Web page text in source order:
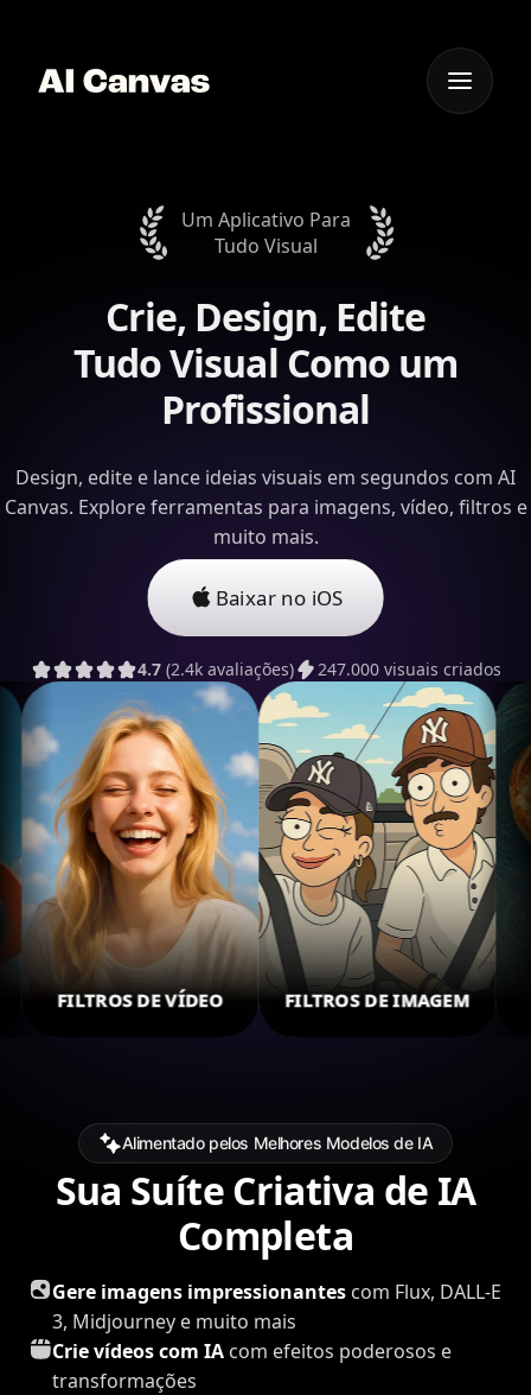
Um Aplicativo Para
Tudo Visual
Crie, Design, Edite
Tudo Visual Como um
Profissional
Design, edite e lance ideias visuais em segundos com AI
Canvas. Explore ferramentas para imagens, vídeo, filtros e
muito mais.
Baixar no iOS
4.7(2.4k avaliações) 247.000 visuais criados
DE VÍDEO FILTROS DE IMAGEM
Alimentado pelos Melhores Modelos de IA
Sua Suíte Criativa de IA
Completa
Gere imagens impressionantes com Flux, DALL-E
3, Midjourney e muito mais
Crie vídeos com IA com efeitos poderosos e
transformações